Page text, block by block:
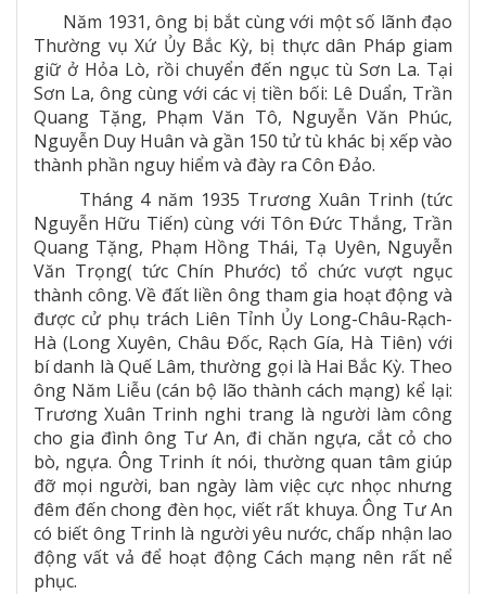
Năm 1931, ông bị bắt cùng với một số lãnh đạo
Thường vụ Xứ Ủy Bắc Kỳ, bị thực dân Pháp giam
giữ ở Hỏa Lò, rồi chuyển đến ngục tù Sơn La. Tại
Sơn La, ông cùng với các vị tiền bối: Lê Duẩn, Trần
Quang Tặng, Phạm Văn Tô, Nguyễn Văn Phúc,
Nguyễn Duy Huân và gần 150 tử tù khác bị xếp vào
thành phần nguy hiểm và đày ra Côn Đảo.
Tháng 4 năm 1935 Trương Xuân Trinh (tức
Nguyễn Hữu Tiến) cùng với Tôn Đức Thắng, Trần
Quang Tặng, Phạm Hồng Thái, Tạ Uyên, Nguyễn
Văn Trọng( tức Chín Phước) tổ chức vượt ngục
thành công. Về đất liền ông tham gia hoạt động và
được cử phụ trách Liên Tỉnh Ủy Long-Châu-Rạch-
Hà (Long Xuyên, Châu Đốc, Rạch Gía, Hà Tiên) với
bí danh là Quế Lâm, thường gọi là Hai Bắc Kỳ. Theo
ông Năm Liễu (cán bộ lão thành cách mạng) kể lại:
Trương Xuân Trinh nghi trang là người làm công
cho gia đình ông Tư An, đi chăn ngựa, cắt cỏ cho
bò, ngựa. Ông Trinh ít nói, thường quan tâm giúp
đỡ mọi người, ban ngày làm việc cực nhọc nhưng
đêm đến chong đèn học, viết rất khuya. Ông Tư An
có biết ông Trinh là người yêu nước, chấp nhận lao
động vất vả để hoạt động Cách mạng nên rất nể
phục.